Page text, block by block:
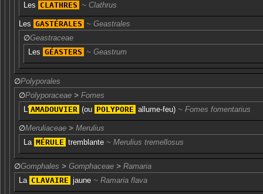
Les CLATHRES Clathrus
Les GASTÉRALES
Geastrales
∅Geastraceae
Les GÉASTERS Geastrum
∅Polyporales
∅Polyporaceae > Fomes
L' AMADOUVIER (ou POLYPORE allume-feu) Fomes fomentarius
∅Meruliaceae > Merulius
La MÉRULE tremblante Merulius tremellosus
∅Gomphales > Gomphaceae > Ramaria
La CLAVAIRE jaune Ramaria flava